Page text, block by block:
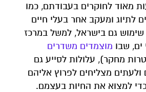
מאוד לחוקרים בעבודתם, כמו
לתיוג ומעקב אחר בעלי חיים
גם בישראל, למשל במרכז
שבו מוצמדים משדרים
מחקר), עלולות לסייע גם
ולעתים מצליחים לפרוץ אליהם
למצוא את החיות בעצמם.